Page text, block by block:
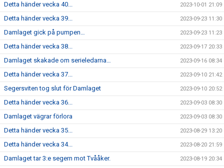
Detta händer vecka 40... 2023-10-01 21:09
Detta händer vecka 39... 2023-09-23 11:30
Damlaget gick på pumpen… 2023-09-23 11:23
Detta händer vecka 38... 2023-09-17 20:33
Damlaget skakade om serieledarna… 2023-09-16 08:34
Detta händer vecka 37... 2023-09-10 21:42
Segersviten tog slut för Damlaget 2023-09-10 20:52
Detta händer vecka 36... 2023-09-03 08:30
Damlaget vägrar förlora 2023-09-03 08:30
Detta händer vecka 35... 2023-08-29 13:20
Detta händer vecka 34... 2023-08-20 21:59
Damlaget tar 3:e segern mot Tvååker. 2023-08-19 20:34